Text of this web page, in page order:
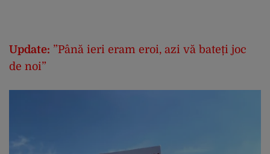
Update: ”Până ieri eram eroi, azi vă bateți joc
de noi”